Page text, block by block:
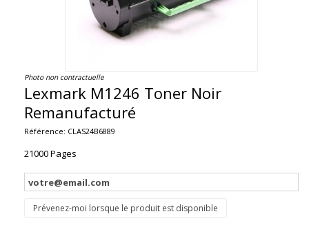
Photo non contractuelle
Lexmark M1246 Toner Noir
Remanufacturé
Référence: CLAS24B6889
21000 Pages
Prévenez-moi lorsque le produit est disponible